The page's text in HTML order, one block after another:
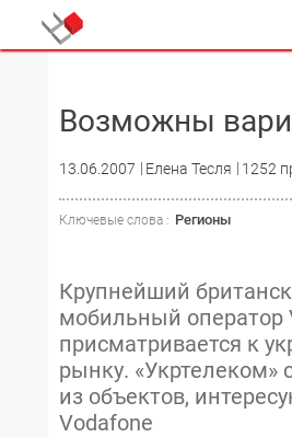
Возможны
13.06.2007 Елена Тесля 1252
Ключевые слова : Регионы
Крупнейший
мобильный оператор
присматривается к
рынку. «Укртелеком»
из объектов,
Vodafone